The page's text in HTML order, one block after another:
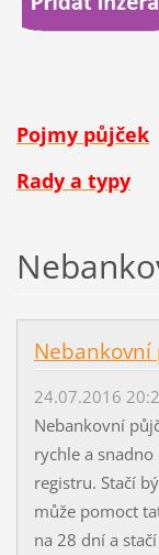
Pojmy půjček
Rady a typy
Nebankovní
24.07.2016
Nebankovní
rychle a
registru. Stačí
může pomoct
na 28 dní a